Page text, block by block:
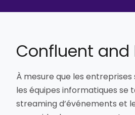
Confluent and
À mesure que les
les équipes informatiques se
streaming d’événements et